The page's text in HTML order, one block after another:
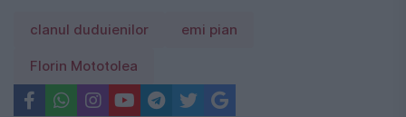
clanul duduienilor emi pian
Florin Mototolea